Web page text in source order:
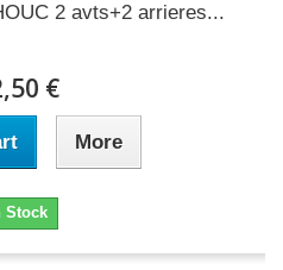
2 avts+2 arrieres...
€
More
Stock